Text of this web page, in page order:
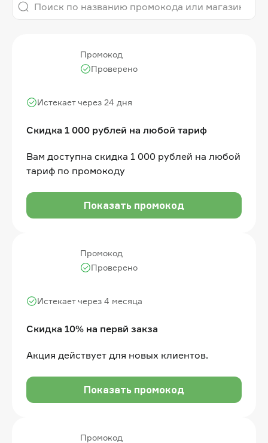
Промокод
Скидка 1 000 рублей на любой тариф
Истекает через 24 дня
Проверено
Вам доступна скидка 1 000 рублей на любой
тариф по промокоду
Показать промокод
Промокод
Скидка 10% на первй закза
Истекает через 4 месяца
Проверено
Акция действует для новых клиентов.
Показать промокод
Промокод